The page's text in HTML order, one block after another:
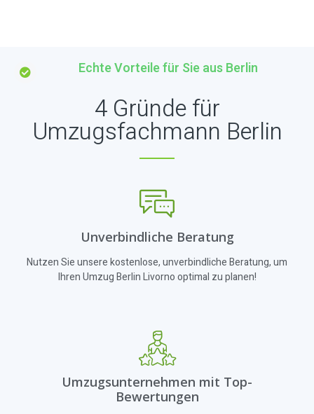
Echte Vorteile für Sie aus Berlin
4 Gründe für
Umzugsfachmann Berlin
Unverbindliche Beratung
Nutzen Sie unsere kostenlose, unverbindliche Beratung, um
Ihren Umzug Berlin Livorno optimal zu planen!
Umzugsunternehmen mit Top-
Bewertungen